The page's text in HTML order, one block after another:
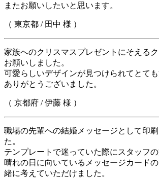
またお願いしたいと思います。
（ 東京都 / 田中 様 ）
家族へのクリスマスプレゼントにそえる
お願いしました。
可愛らしいデザインが見つけられてとても
ありがとうございました。
（ 京都府 / 伊藤 様 ）
職場の先輩への結婚メッセージとして印
た。
テンプレートで迷っていた際にスタッフ
晴れの日に向いているメッセージカード
緒に考えていただけました。